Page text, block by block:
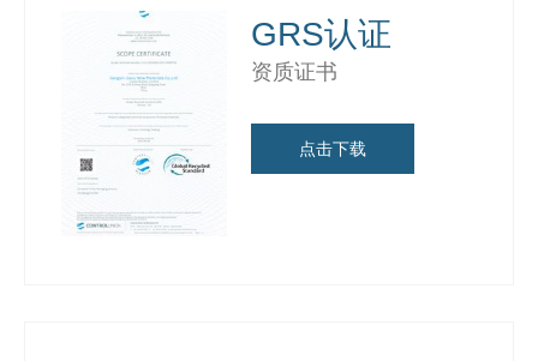
GRS认证
资质证书
点击下载